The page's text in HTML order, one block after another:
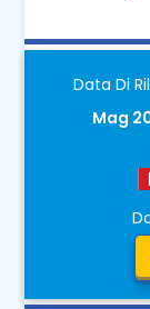
Data Di
Mag